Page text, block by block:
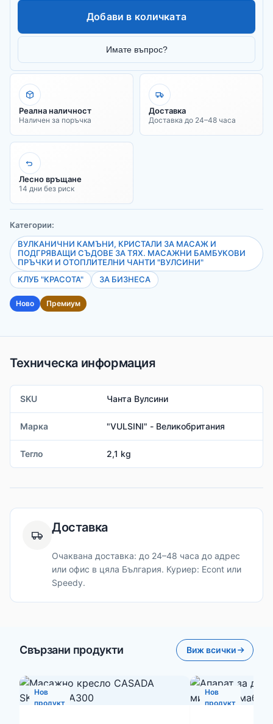
Добави в количката
Имате въпрос?
Реална наличност
Наличен за поръчка
Доставка
Доставка до 24–48 часа
Лесно връщане
14 дни без риск
Категории:
ВУЛКАНИЧНИ КАМЪНИ, КРИСТАЛИ ЗА МАСАЖ И
ПОДГРЯВАЩИ СЪДОВЕ ЗА ТЯХ. МАСАЖНИ БАМБУКОВИ
ПРЪЧКИ И ОТОПЛИТЕЛНИ ЧАНТИ "ВУЛСИНИ"
КЛУБ "КРАСОТА"
ЗА БИЗНЕСА
Ново Премиум
Техническа информация
SKU Чанта Вулсини
Марка "VULSINI" - Великобритания
Тегло 2,1 kg
Доставка
Очаквана доставка: до 24–48 часа до адрес
или офис в цяла България. Куриер: Econt или
Speedy.
Свързани продукти Виж всички
Нов
продукт
Нов
продукт